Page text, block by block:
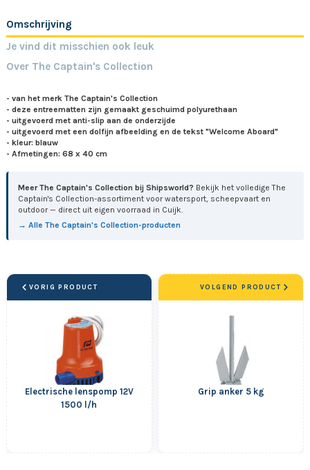
Omschrijving
Je vind dit misschien ook leuk
Over The Captain's Collection
- van het merk The Captain's Collection
- deze entreematten zijn gemaakt geschuimd polyurethaan
- uitgevoerd met anti-slip aan de onderzijde
- uitgevoerd met een dolfijn afbeelding en de tekst "Welcome Aboard"
- kleur: blauw
- Afmetingen: 68 x 40 cm
Meer The Captain's Collection bij Shipsworld? Bekijk het volledige The
Captain's Collection-assortiment voor watersport, scheepvaart en
outdoor — direct uit eigen voorraad in Cuijk.
→ Alle The Captain's Collection-producten
VORIG PRODUCT
Electrische lenspomp 12V
1500 l/h
Grip anker 5 kg
VOLGEND PRODUCT